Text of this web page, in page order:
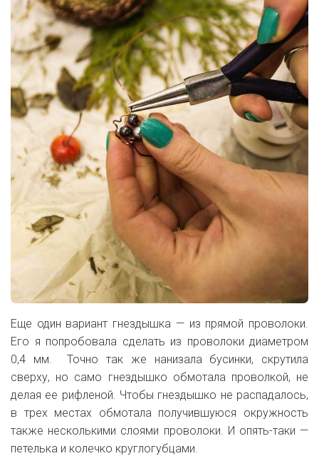
Еще один вариант гнездышка — из прямой проволоки.
Его я попробовала сделать из проволоки диаметром
0,4 мм. Точно так же нанизала бусинки, скрутила
сверху, но само гнездышко обмотала проволкой, не
делая ее рифленой. Чтобы гнездышко не распадалось,
в трех местах обмотала получившуюся окружность
также несколькими слоями проволоки. И опять-таки —
петелька и колечко круглогубцами.